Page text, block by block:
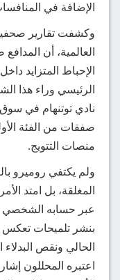
الإضافة في
وكشفت تقارير
الإحباط المتزايد
الرئيسي وراء هذا
نادي توتنهام في سوق
صفقات من الفئة
منصات التتويج.
ولم يكتفي روميرو
المغلقة، بل امتد
عبر حسابه الشخصي
بنشر تلميحات
الحالي ونقص
اعتبره المحللون